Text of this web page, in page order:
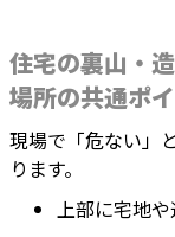
住宅の裏山・
場所の共通ポ
現場で「危ない」
ります。
上部に宅地